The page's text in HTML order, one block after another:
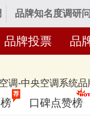
品牌知名度调研
品牌投票 品
调-中央空调系统
啦！居前十的有：美
实力的品牌，排名
荐
口碑点赞榜